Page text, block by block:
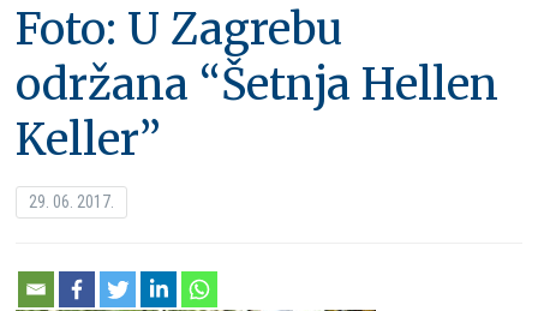
Foto: U Zagrebu
održana “Šetnja Hellen
Keller”
29. 06. 2017.